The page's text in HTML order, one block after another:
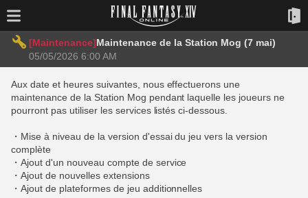
[Maintenance]Maintenance de la Station Mog (7 mai)
05/05/2026 6:00 AM
Aux date et heures suivantes, nous effectuerons une
maintenance de la Station Mog pendant laquelle les joueurs ne
pourront pas utiliser les services listés ci-dessous.
・Mise à niveau de la version d'essai du jeu vers la version
complète
・Ajout d'un nouveau compte de service
・Ajout de nouvelles extensions
・Ajout de plateformes de jeu additionnelles